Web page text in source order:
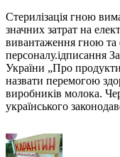
Стерилізація гною
значних затрат на
вивантаження гною та
персоналу.ідписання
України „Про
назвати перемогою
виробників молока.
українського